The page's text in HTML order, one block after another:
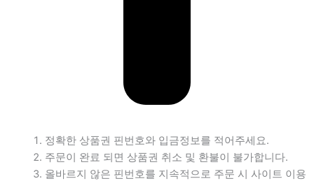
정확한 상품권 핀번호와 입금정보를 적어주세요.
주문이 완료 되면 상품권 취소 및 환불이 불가합니다.
올바르지 않은 핀번호를 지속적으로 주문 시 사이트 이용